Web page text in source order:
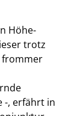
Höhe-
trotz
frommer
-, erfährt in